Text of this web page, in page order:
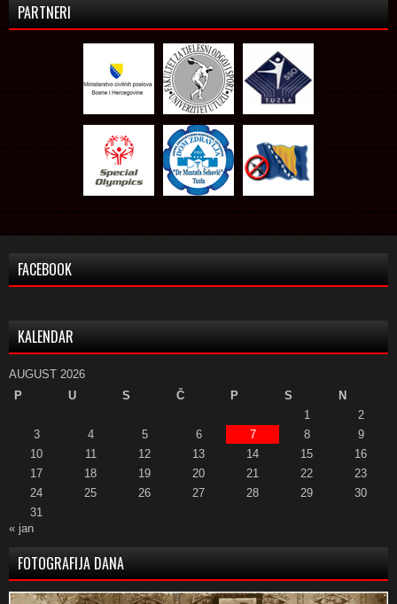
PARTNERI
FACEBOOK
KALENDAR
AUGUST 2026
P
U S Č P S
N
1
2
3
4 5 6 7 8
9
10
11 12 13 14 15
16
17
18 19 20 21 22
23
24
25 26 27 28 29
30
31
« jan
FOTOGRAFIJA DANA